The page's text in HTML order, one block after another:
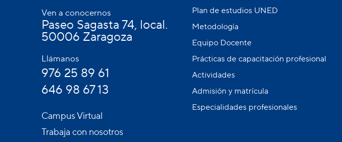
Ven a conocernos
Paseo Sagasta 74, local.
50006 Zaragoza
Llámanos
976 25 89 61
646 98 67 13
Campus Virtual
Trabaja con nosotros
Plan de estudios UNED
Metodología
Equipo Docente
Prácticas de capacitación profesional
Actividades
Admisión y matrícula
Especialidades profesionales